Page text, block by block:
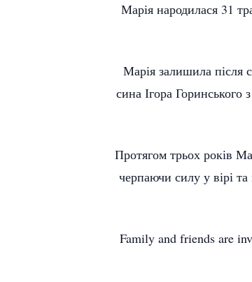
Марія народилася 31
Марія залишила після
сина Ігора
Протягом трьох років
черпаючи силу у вірі
Family and friends are